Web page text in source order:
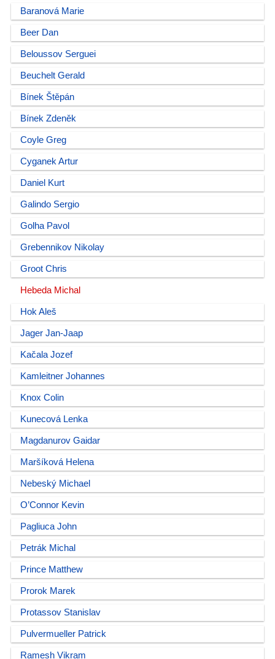
Baranová Marie
Beer Dan
Beloussov Serguei
Beuchelt Gerald
Bínek Štěpán
Bínek Zdeněk
Coyle Greg
Cyganek Artur
Daniel Kurt
Galindo Sergio
Golha Pavol
Grebennikov Nikolay
Groot Chris
Hebeda Michal
Hok Aleš
Jager Jan-Jaap
Kačala Jozef
Kamleitner Johannes
Knox Colin
Kunecová Lenka
Magdanurov Gaidar
Maršíková Helena
Nebeský Michael
O’Connor Kevin
Pagliuca John
Petrák Michal
Prince Matthew
Prorok Marek
Protassov Stanislav
Pulvermueller Patrick
Ramesh Vikram